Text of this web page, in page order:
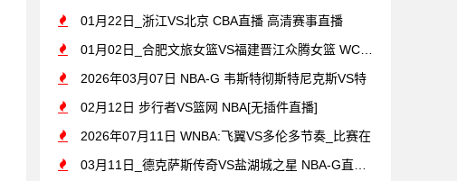
01月22日_浙江VS北京 CBA直播 高清赛事直播
01月02日_合肥文旅女篮VS福建晋江众腾女篮 WCBA直播
2026年03月07日 NBA-G 韦斯特彻斯特尼克斯VS特
02月12日 步行者VS篮网 NBA[无插件直播]
2026年07月11日 WNBA:飞翼VS多伦多节奏_比赛在
03月11日_德克萨斯传奇VS盐湖城之星 NBA-G直播 比